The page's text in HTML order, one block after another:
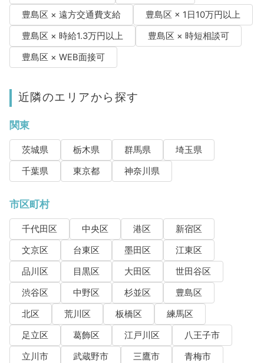
豊島区 × 遠方交通費支給
豊島区 × 1日10万円以上
豊島区 × 時給1.3万円以上
豊島区 × 時短相談可
豊島区 × WEB面接可
近隣のエリアから探す
関東
茨城県 栃木県 群馬県
埼玉県
千葉県
東京都 神奈川県
市区町村
千代田区 中央区 港区
新宿区
文京区
台東区 墨田区
江東区
品川区
目黒区 大田区
世田谷区
渋谷区
中野区 杉並区
豊島区
北区
荒川区 板橋区
練馬区
足立区
葛飾区 江戸川区
八王子市
立川市
武蔵野市 三鷹市
青梅市